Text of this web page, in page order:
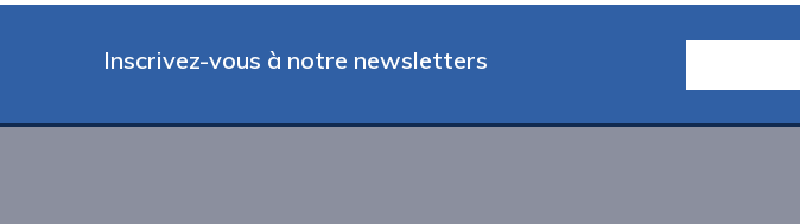
Inscrivez-vous à notre newsletters